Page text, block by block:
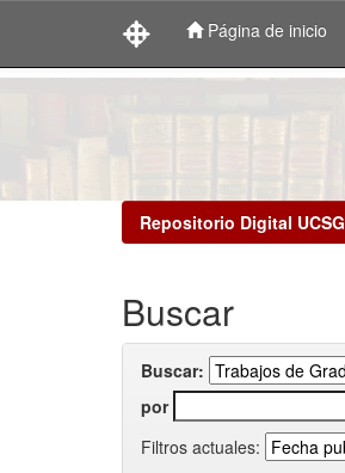
Página de inicio
Repositorio Digital UCSG
Buscar
Buscar:
por
Filtros actuales: